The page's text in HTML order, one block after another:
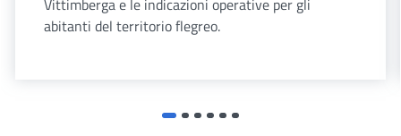
Vittimberga e le indicazioni operative per gli
abitanti del territorio flegreo.